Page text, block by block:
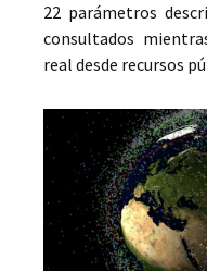
22 parámetros
consultados
real desde recursos